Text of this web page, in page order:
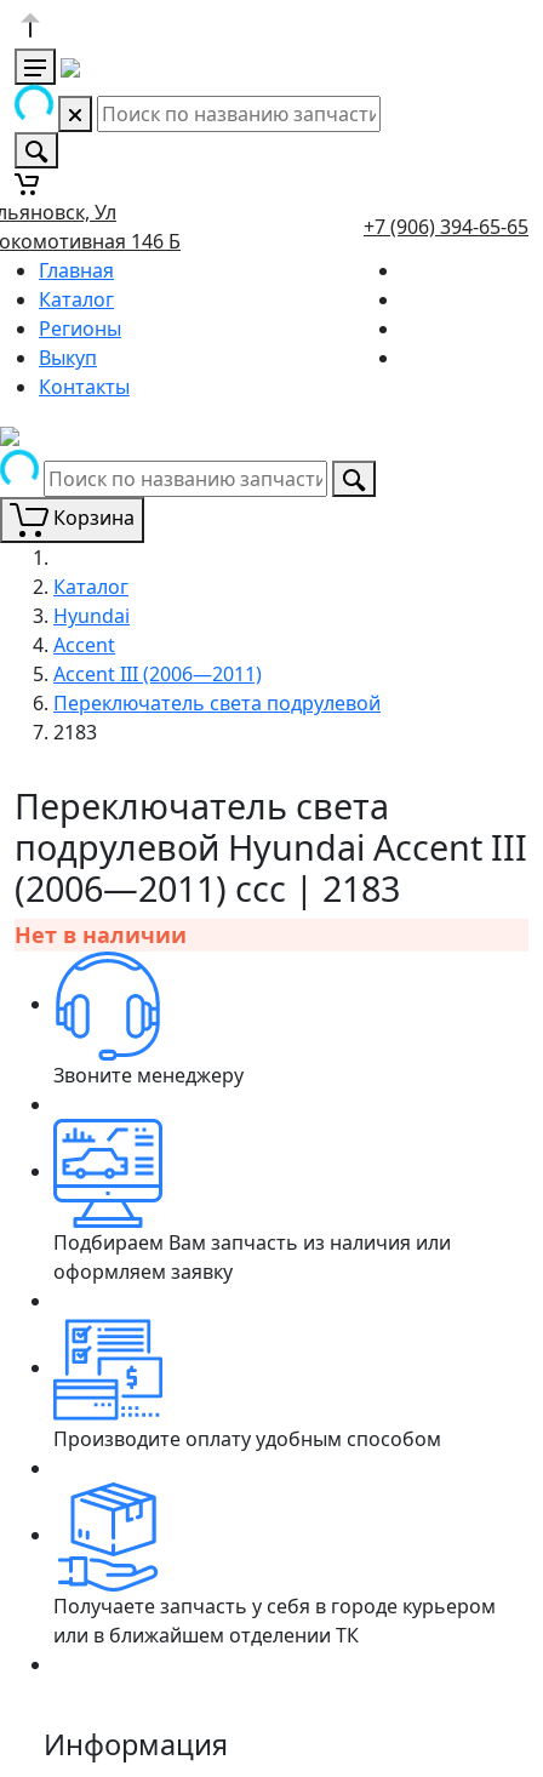
Ул
146 Б
+7 (906) 394-65-65
Главная
Каталог
Регионы
Выкуп
Контакты
Корзина
Каталог
Hyundai
Accent
Accent III (2006—2011)
Переключатель света подрулевой
2183
Переключатель света
подрулевой Hyundai Accent III
(2006—2011) ccc | 2183
Нет в наличии
Звоните менеджеру
Подбираем Вам запчасть из наличия или
оформляем заявку
Производите оплату удобным способом
Получаете запчасть у себя в городе курьером
или в ближайшем отделении ТК
Информация